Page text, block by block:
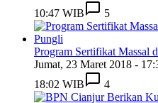
10:47 WIB
5
Program Sertifikat Massal
Jumat, 23 Maret 2018 -
18:02 WIB
4